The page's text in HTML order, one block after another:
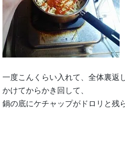
一度こんくらい入れて、全体裏返
かけてからかき回して、
鍋の底にケチャップがドロリと残